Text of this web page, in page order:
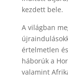
kezdett bele.
A világban
értelmetlen
háborúk a
valamint